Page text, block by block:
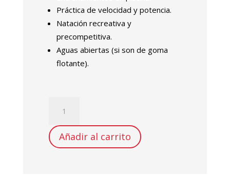
Práctica de velocidad y potencia.
Natación recreativa y
precompetitiva.
Aguas abiertas (si son de goma
flotante).
NATACION
LARGAS
SWIMMING
Añadir al carrito